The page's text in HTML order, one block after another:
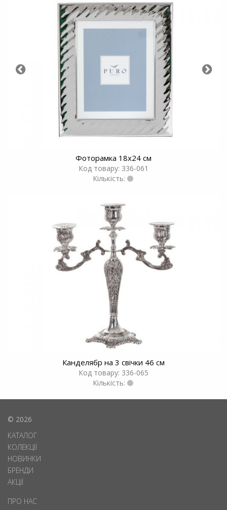
Фоторамка 18х24 см
Код товару: 336-061
Кількість:
Канделябр на 3 свічки 46 см
Код товару: 336-065
Кількість:
© 2026
КАТАЛОГ
КОЛЕКЦІЇ
НОВИНКИ
БРЕНДИ
АКЦІЇ
ПРО НАС